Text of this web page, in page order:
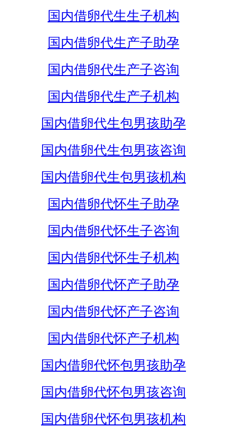
国内借卵代生生子机构
国内借卵代生产子助孕
国内借卵代生产子咨询
国内借卵代生产子机构
国内借卵代生包男孩助孕
国内借卵代生包男孩咨询
国内借卵代生包男孩机构
国内借卵代怀生子助孕
国内借卵代怀生子咨询
国内借卵代怀生子机构
国内借卵代怀产子助孕
国内借卵代怀产子咨询
国内借卵代怀产子机构
国内借卵代怀包男孩助孕
国内借卵代怀包男孩咨询
国内借卵代怀包男孩机构